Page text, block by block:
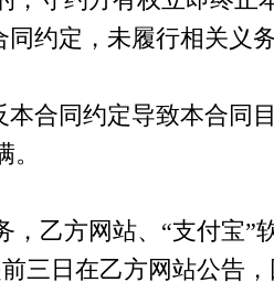
同约定，未履行相关义
本合同约定导致本合同
，乙方网站、“支付宝”
三日在乙方网站公告